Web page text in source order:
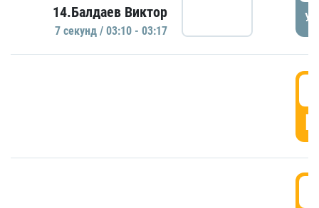
14.Балдаев Виктор
7 секунд / 03:10 - 03:17